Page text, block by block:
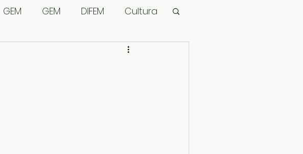
GEM GEM DIFEM Cultura